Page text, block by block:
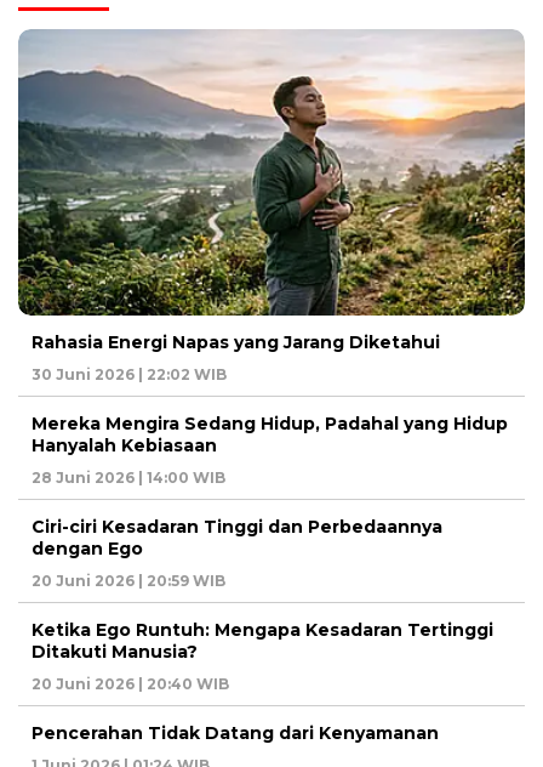
Rahasia Energi Napas yang Jarang Diketahui
30 Juni 2026 | 22:02 WIB
Mereka Mengira Sedang Hidup, Padahal yang Hidup
Hanyalah Kebiasaan
28 Juni 2026 | 14:00 WIB
Ciri-ciri Kesadaran Tinggi dan Perbedaannya
dengan Ego
20 Juni 2026 | 20:59 WIB
Ketika Ego Runtuh: Mengapa Kesadaran Tertinggi
Ditakuti Manusia?
20 Juni 2026 | 20:40 WIB
Pencerahan Tidak Datang dari Kenyamanan